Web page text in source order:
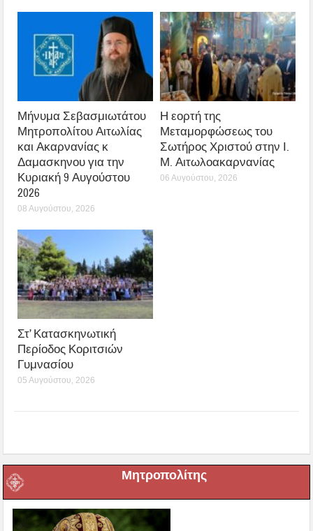
Μήνυμα Σεβασμιωτάτου
Μητροπολίτου Αιτωλίας
και Ακαρνανίας κ
Δαμασκηνου για την
Κυριακή 9 Αυγούστου
2026
08 Αυγούστου, 2026
Η εορτή της
Μεταμορφώσεως του
Σωτήρος Χριστού στην Ι.
Μ. Αιτωλοακαρνανίας
06 Αυγούστου, 2026
Στ’ Κατασκηνωτική
Περίοδος Κοριτσιών
Γυμνασίου
05 Αυγούστου, 2026
Μητροπολίτης